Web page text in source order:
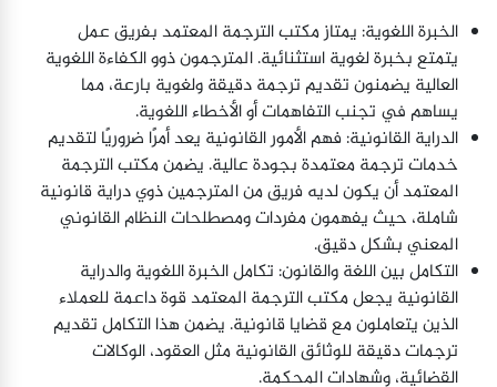
الخبرة اللغوية: يمتاز مكتب الترجمة المعتمد بفريق عمل
يتمتع بخبرة لغوية استثنائية. المترجمون ذوو الكفاءة اللغوية
العالية يضمنون تقديم ترجمة دقيقة ولغوية بارعة، مما
يساهم في تجنب التفاهمات أو الأخطاء اللغوية.
الدراية القانونية: فهم الأمور القانونية يعد أمرًا ضروريًا لتقديم
خدمات ترجمة معتمدة بجودة عالية. يضمن مكتب الترجمة
المعتمد أن يكون لديه فريق من المترجمين ذوي دراية قانونية
شاملة، حيث يفهمون مفردات ومصطلحات النظام القانوني
المعني بشكل دقيق.
التكامل بين اللغة والقانون: تكامل الخبرة اللغوية والدراية
القانونية يجعل مكتب الترجمة المعتمد قوة داعمة للعملاء
الذين يتعاملون مع قضايا قانونية. يضمن هذا التكامل تقديم
ترجمات دقيقة للوثائق القانونية مثل العقود، الوكالات
القضائية، وشهادات المحكمة.